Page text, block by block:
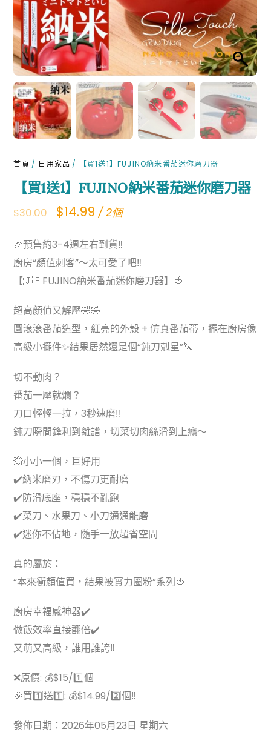
首頁 / 日用家品 / 【買1送1】FUJINO納米番茄迷你磨刀器
【買1送1】FUJINO納米番茄迷你磨刀器
$30.00
Original
was:
$30.00.
$14.99Current
is:
$14.99.
/ 2個
🎉預售約3-4週左右到貨‼
廚房“顏值刺客”～太可愛了吧‼️
【🇯🇵FUJINO納米番茄迷你磨刀器】🍅
超高顏值又解壓🤣🤣
圓滾滾番茄造型，紅亮的外殼 + 仿真番茄蒂，擺在廚房像
高級小擺件✨結果居然還是個“鈍刀剋星”🔪
切不動肉？
番茄一壓就爛？
刀口輕輕一拉，3秒速磨‼️
鈍刀瞬間鋒利到離譜，切菜切肉絲滑到上癮～
💥小小一個，巨好用
✔️納米磨刃，不傷刀更耐磨
✔️防滑底座，穩穩不亂跑
✔️菜刀、水果刀、小刀通通能磨
✔️迷你不佔地，隨手一放超省空間
真的屬於：
“本來衝顏值買，結果被實力圈粉”系列🍅
廚房幸福感神器✔️
做飯效率直接翻倍✔️
又萌又高級，誰用誰誇‼️
❌原價: 💰$15/1️⃣個
🎉買1️⃣送1️⃣: 💰$14.99/2️⃣個‼️
發佈日期：2026年05月23日 星期六